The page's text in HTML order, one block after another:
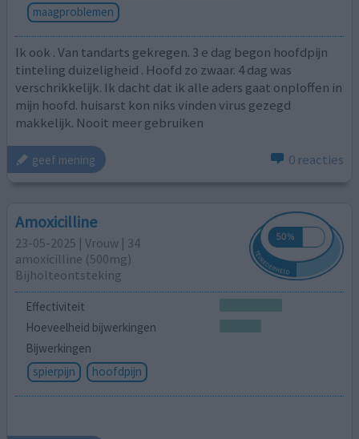
maagproblemen
Ik ook . Van tandarts gekregen. 3 e dag begon hoofdpijn
tinteling duizeligheid . Hoofd zo zwaar. 4 dag was
verschrikkelijk. Ik dacht dat ik alle aders gaat onploffen in
mijn hoofd. huisarst kon niks vinden virus gezegd
makkelijk. Nooit meer gebruiken
geef mening 0 reacties
Amoxicilline
23-05-2025 | Vrouw | 34
amoxicilline (500mg)
Bijholteontsteking
Effectiviteit
Hoeveelheid bijwerkingen
Bijwerkingen
spierpijn
hoofdpijn